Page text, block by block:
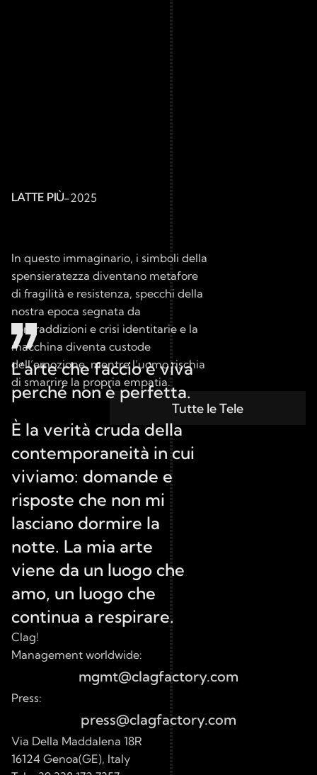
LATTE PIÙ-2025
In questo immaginario, i simboli della
spensieratezza diventano metafore
di fragilità e resistenza, specchi della
nostra epoca segnata da
contraddizioni e crisi identitarie e la
macchina diventa custode
dell’emozione, mentre l’uomo rischia
di smarrire la propria empatia.
Tutte le Tele
L’arte che faccio è viva
perché non è perfetta.
È la verità cruda della
contemporaneità in cui
viviamo: domande e
risposte che non mi
lasciano dormire la
notte. La mia arte
viene da un luogo che
amo, un luogo che
continua a respirare.
Clag!
Management worldwide:
mgmt@clagfactory.com
Press:
press@clagfactory.com
Via Della Maddalena 18R
16124 Genoa(GE), Italy